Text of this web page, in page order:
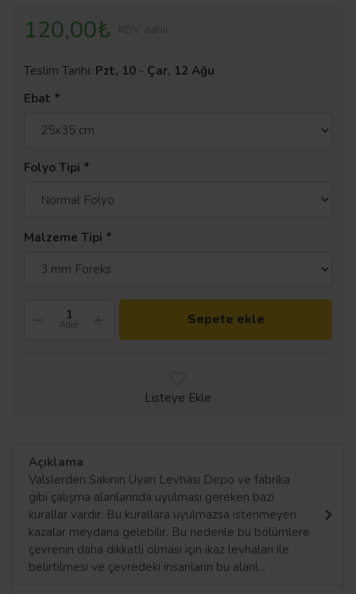
120,00₺
Teslim Tarihi: Pzt, 10 - Çar, 12 Ağu
Ebat
Folyo Tipi
Malzeme Tipi
Adet Sepete ekle
Listeye Ekle
Açıklama
Valslerden Sakının Uyarı Levhası Depo ve fabrika
gibi çalışma alanlarında uyulması gereken bazı
kurallar vardır. Bu kurallara uyulmazsa istenmeyen
kazalar meydana gelebilir. Bu nedenle bu bölümlere
çevrenin daha dikkatli olması için ikaz levhaları ile
belirtilmesi ve çevredeki insanların bu alanl...